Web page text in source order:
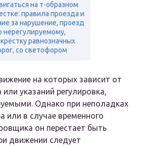
на т-образном
правила проезда и
за нарушение, проезд
нерегулируемому,
равнозначных
со светофором
на которых зависит от
указаний регулировка,
Однако при неполадках
или в случае временного
он перестает быть
движении следует